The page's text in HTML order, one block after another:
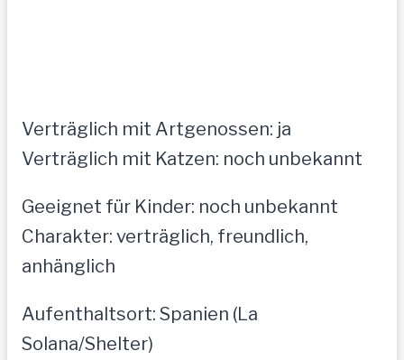
Verträglich mit Artgenossen: ja
Verträglich mit Katzen: noch unbekannt
Geeignet für Kinder: noch unbekannt
Charakter: verträglich, freundlich,
anhänglich
Aufenthaltsort: Spanien (La
Solana/Shelter)